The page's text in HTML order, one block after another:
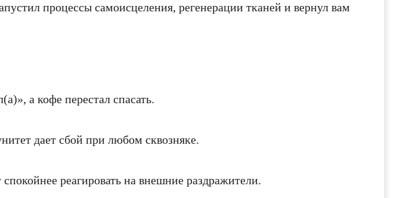
процессы самоисцеления, регенерации тканей и вернул вам
а кофе перестал спасать.
дает сбой при любом сквозняке.
реагировать на внешние раздражители.
ОТМЕНИТЬ
Email